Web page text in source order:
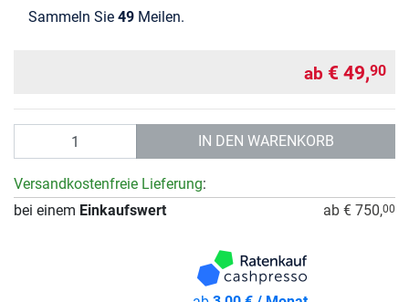
Sammeln Sie 49 Meilen.
ab € 49,90
IN DEN WARENKORB
Versandkostenfreie Lieferung:
bei einem Einkaufswert ab € 750,00